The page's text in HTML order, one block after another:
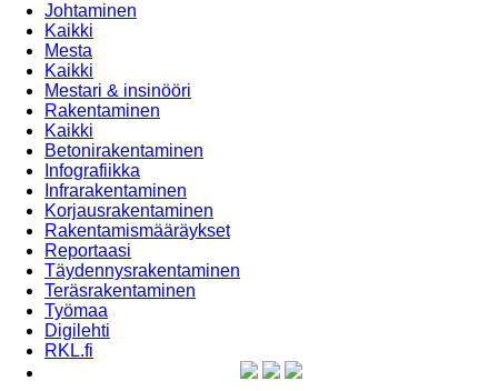
Johtaminen
Kaikki
Mesta
Kaikki
Mestari & insinööri
Rakentaminen
Kaikki
Betonirakentaminen
Infografiikka
Infrarakentaminen
Korjausrakentaminen
Rakentamismääräykset
Reportaasi
Täydennysrakentaminen
Teräsrakentaminen
Työmaa
Digilehti
RKL.fi